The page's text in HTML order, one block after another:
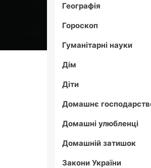
Географія
Гороскоп
Гуманітарні науки
Дім
Діти
Домашнє
Домашні улюбленці
Домашній затишок
Закони України